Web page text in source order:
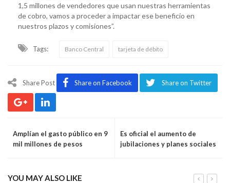
1,5 millones de vendedores que usan nuestras herramientas
de cobro, vamos a proceder a impactar ese beneficio en
nuestros plazos y comisiones”.
Tags: Banco Central tarjeta de débito
Share Post Share on Facebook Share on Twitter
Amplían el gasto público en 9
mil millones de pesos
Es oficial el aumento de
jubilaciones y planes sociales
YOU MAY ALSO LIKE